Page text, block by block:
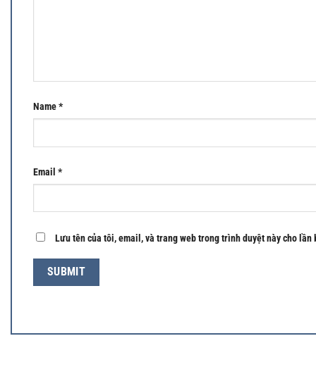
Name*
Email *
Lưu tên của tôi, email, và trang web trong trình duyệt này cho